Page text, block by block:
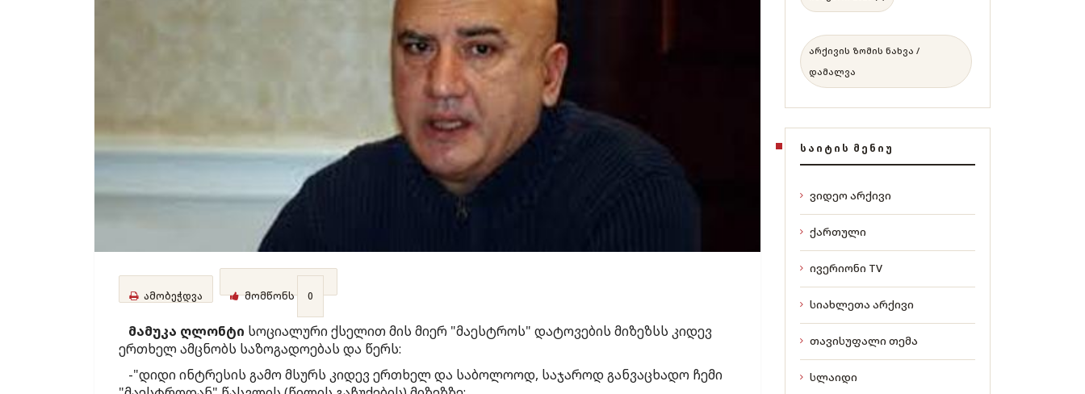
ამობეჭდვა მომწონს 0
მამუკა ღლონტი სოციალური ქსელით მის მიერ "მაესტროს" დატოვების მიზეზსს კიდევ
ერთხელ ამცნობს საზოგადოებას და წერს:
-"დიდი ინტრესის გამო მსურს კიდევ ერთხელ და საბოლოოდ, საჯაროდ განვაცხადო ჩემი
არქივის ზომის ნახვა /
დამალვა
ᲡᲐᲘᲢᲘᲡ ᲛᲔᲜᲘᲣ
ვიდეო არქივი
ქართული
ივერიონი TV
სიახლეთა არქივი
თავისუფალი თემა
სლაიდი